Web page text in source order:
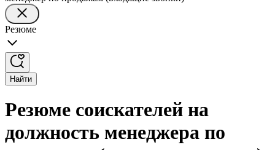
Резюме
Найти
Резюме соискателей на
должность менеджера по